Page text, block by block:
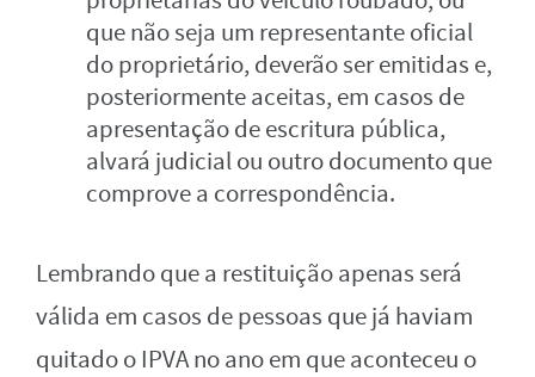
que não seja um representante oficial
do proprietário, deverão ser emitidas e,
posteriormente aceitas, em casos de
apresentação de escritura pública,
alvará judicial ou outro documento que
comprove a correspondência.
Lembrando que a restituição apenas será
válida em casos de pessoas que já haviam
quitado o IPVA no ano em que aconteceu o